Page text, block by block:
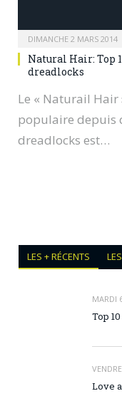
DIMANCHE 2 MARS 2014
Natural Hair: Top
dreadlocks
Le « Naturail Hair
populaire depuis
dreadlocks est…
LES + RÉCENTS
MARDI
Top
Love